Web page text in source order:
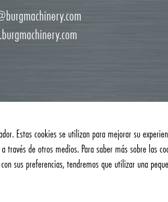
Estas cookies se utilizan para mejorar su
través de otros medios. Para saber más sobre las
sus preferencias, tendremos que utilizar una